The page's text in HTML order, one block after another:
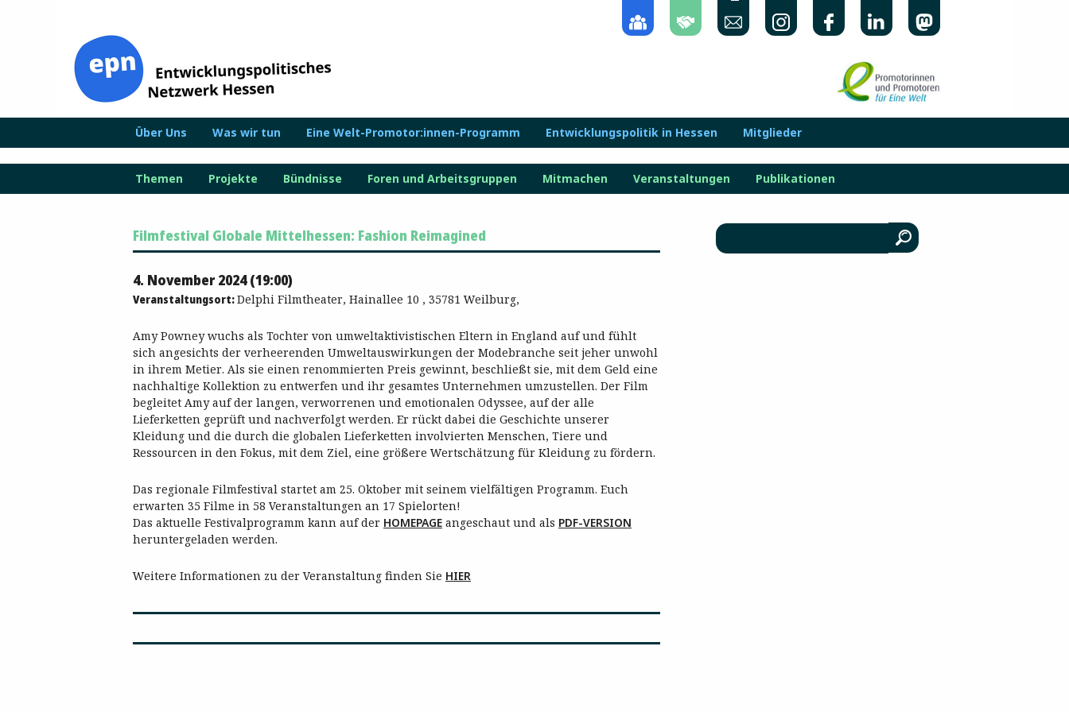
Über Uns Was wir tun Eine Welt-Promotor:innen-Programm Entwicklungspolitik in Hessen Mitglieder
Themen Projekte Bündnisse Foren und Arbeitsgruppen Mitmachen Veranstaltungen Publikationen
Filmfestival Globale Mittelhessen: Fashion Reimagined
4. November 2024 (19:00)
Veranstaltungsort:Delphi Filmtheater, Hainallee 10 , 35781 Weilburg,
Amy Powney wuchs als Tochter von umweltaktivistischen Eltern in England auf und fühlt
sich angesichts der verheerenden Umweltauswirkungen der Modebranche seit jeher unwohl
in ihrem Metier. Als sie einen renommierten Preis gewinnt, beschließt sie, mit dem Geld eine
nachhaltige Kollektion zu entwerfen und ihr gesamtes Unternehmen umzustellen. Der Film
begleitet Amy auf der langen, verworrenen und emotionalen Odyssee, auf der alle
Lieferketten geprüft und nachverfolgt werden. Er rückt dabei die Geschichte unserer
Kleidung und die durch die globalen Lieferketten involvierten Menschen, Tiere und
Ressourcen in den Fokus, mit dem Ziel, eine größere Wertschätzung für Kleidung zu fördern.
Das regionale Filmfestival startet am 25. Oktober mit seinem vielfältigen Programm. Euch
erwarten 35 Filme in 58 Veranstaltungen an 17 Spielorten!
Das aktuelle Festivalprogramm kann auf der HOMEPAGE angeschaut und als PDF-VERSION
heruntergeladen werden.
Weitere Informationen zu der Veranstaltung finden Sie HIER